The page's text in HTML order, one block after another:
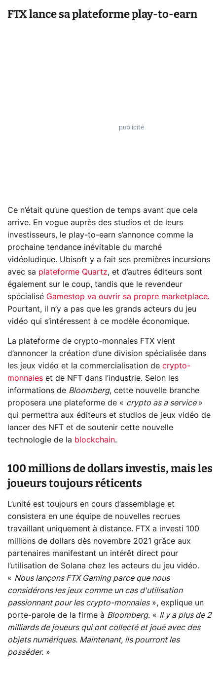
FTX lance sa plateforme play-to-earn
Ce n’était qu’une question de temps avant que cela
arrive. En vogue auprès des studios et de leurs
investisseurs, le play-to-earn s’annonce comme la
prochaine tendance inévitable du marché
vidéoludique. Ubisoft y a fait ses premières incursions
avec sa plateforme Quartz, et d’autres éditeurs sont
également sur le coup, tandis que le revendeur
spécialisé Gamestop va ouvrir sa propre marketplace.
Pourtant, il n’y a pas que les grands acteurs du jeu
vidéo qui s’intéressent à ce modèle économique.
La plateforme de crypto-monnaies FTX vient
d’annoncer la création d’une division spécialisée dans
les jeux vidéo et la commercialisation de crypto-
monnaies et de NFT dans l’industrie. Selon les
informations de Bloomberg, cette nouvelle branche
proposera une plateforme de « crypto as a service »
qui permettra aux éditeurs et studios de jeux vidéo de
lancer des NFT et de soutenir cette nouvelle
technologie de la blockchain.
100 millions de dollars investis, mais les
joueurs toujours réticents
L’unité est toujours en cours d’assemblage et
consistera en une équipe de nouvelles recrues
travaillant uniquement à distance. FTX a investi 100
millions de dollars dès novembre 2021 grâce aux
partenaires manifestant un intérêt direct pour
l’utilisation de Solana chez les acteurs du jeu vidéo.
« Nous lançons FTX Gaming parce que nous
considérons les jeux comme un cas d'utilisation
passionnant pour les crypto-monnaies», explique un
porte-parole de la firme à Bloomberg. « Il y a plus de 2
milliards de joueurs qui ont collecté et joué avec des
objets numériques. Maintenant, ils pourront les
posséder. »